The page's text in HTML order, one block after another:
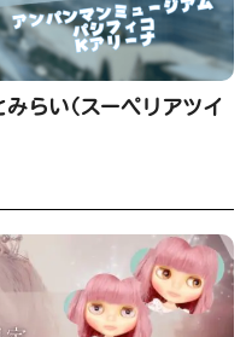
らい(スーペリアツイ